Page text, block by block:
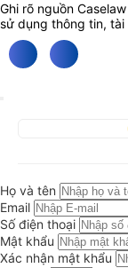
Ghi rõ nguồn
sử dụng thông tin, tài
Họ và tên
Email
Số điện thoại
Mật khẩu
Xác nhận mật khẩu